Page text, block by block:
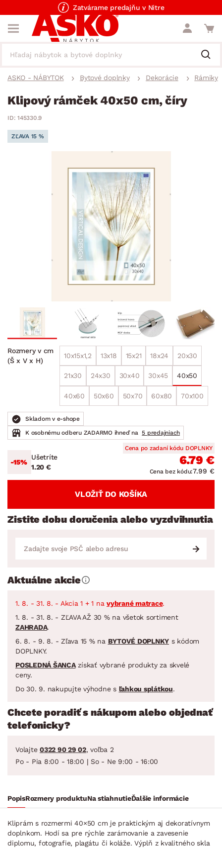
Zatvárame predajňu v Nitre
ASKO - NÁBYTOK Bytové doplnky Dekorácie Rámiky
Klipový rámček 40x50 cm, číry
ID: 145330.9
ZĽAVA 15 %
Rozmery v cm
(Š x V x H)
10x15x1,2 13x18 15x21 18x24 20x30
21x30 24x30 30x40 30x45 40x50
40x60 50x60 50x70 60x80 70x100
Skladom v e-shope
K osobnému odberu ZADARMO ihneď na 5 predajniach
-15%
Ušetríte
1.20 €
Cena po zadaní kódu DOPLNKY
6.79 €
Cena bez kódu:7.99 €
VLOŽIŤ DO KOŠÍKA
Zistite dobu doručenia alebo vyzdvihnutia
Aktuálne akcie
1. 8. - 31. 8. - Akcia 1 + 1 na vybrané matrace.
1. 8. - 31. 8. - ZĽAVA AŽ 30 % na všetok sortiment
ZAHRADA.
6. 8. - 9. 8. - Zľava 15 % na BYTOVÉ DOPLNKY s kódom
DOPLNKY.
POSLEDNÁ ŠANCAzískať vybrané produkty za skvelé
ceny.
Do 30. 9. nakupujte výhodne s ľahkou splátkou.
Chcete poradiť s nákupom alebo objednať
telefonicky?
Volajte 0322 90 29 02, voľba 2
Po - Pia 8:00 - 18:00 | So - Ne 9:00 - 16:00
PopisRozmery produktuNa stiahnutieĎalšie informácie
Kliprám s rozmermi 40×50 cm je praktickým aj dekoratívnym
doplnkom. Hodí sa pre rýchle zarámovanie a zavesenie
diplomu, fotografie, plagátu či koláže. Výplň z kvalitného skla